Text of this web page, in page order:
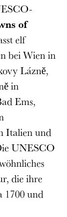
of
elf
bei Wien in
Lázně,
in
Ems,
Italien und
UNESCO
die ihre
1700 und